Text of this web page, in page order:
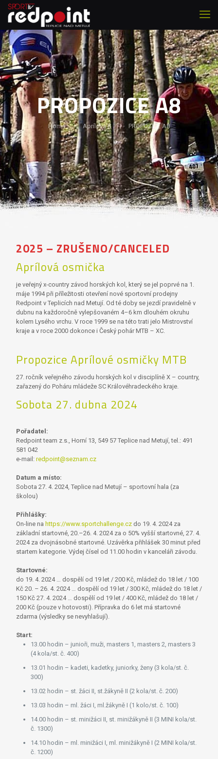
PROPOZICE A8
Home Aprílová 8 PROPOZICE A8
2025 – ZRUŠENO/CANCELED
Aprílová osmička
je veřejný x-country závod horských kol, který se jel poprvé na 1.
máje 1994 při příležitosti otevření nové sportovní prodejny
Redpoint v Teplicích nad Metují. Od té doby se jezdí pravidelně v
dubnu na každoročně vylepšovaném 4–6 km dlouhém okruhu
kolem Lysého vrchu. V roce 1999 se na této trati jelo Mistrovství
kraje a v roce 2000 dokonce i Český pohár MTB – XC.
Propozice Aprílové osmičky MTB
27. ročník veřejného závodu horských kol v disciplíně X – country,
zařazený do Poháru mládeže SC Královéhradeckého kraje.
Sobota 27. dubna 2024
Pořadatel:
Redpoint team z.s., Horní 13, 549 57 Teplice nad Metují, tel.: 491
581 042
e-mail: redpoint@seznam.cz
Datum a místo:
Sobota 27. 4. 2024, Teplice nad Metují – sportovní hala (za
školou)
Přihlášky:
On-line na https://www.sportchallenge.cz do 19. 4. 2024 za
základní startovné, 20.–26. 4. 2024 za o 50% vyšší startovné, 27. 4.
2024 za dvojnásobné startovné. Uzávěrka přihlášek 30 minut před
startem kategorie. Výdej čísel od 11.00 hodin v kanceláři závodu.
Startovné:
do 19. 4. 2024 … dospělí od 19 let / 200 Kč, mládež do 18 let / 100
Kč 20. – 26. 4. 2024 … dospělí od 19 let / 300 Kč, mládež do 18 let /
150 Kč 27. 4. 2024 … dospělí od 19 let / 400 Kč, mládež do 18 let /
200 Kč (pouze v hotovosti). Přípravka do 6 let má startovné
zdarma (výsledky se nevyhlašují).
Start:
13.00 hodin – junioři, muži, masters 1, masters 2, masters 3
(4 kola/st. č. 400)
13.01 hodin – kadeti, kadetky, juniorky, ženy (3 kola/st. č.
300)
13.02 hodin – st. žáci II, st.žákyně II (2 kola/st. č. 200)
13.03 hodin – ml. žáci I, ml.žákyně I (1 kolo/st. č. 100)
14.00 hodin – st. minižáci II, st. minižákyně II (3 MINI kola/st.
č. 1300)
14.10 hodin – ml. minižáci I, ml. minižákyně I (2 MINI kola/st.
č. 1200)